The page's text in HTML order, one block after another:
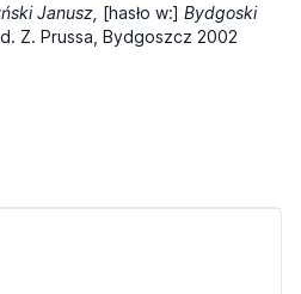
Janusz, [hasło w:] Bydgoski
Z. Prussa, Bydgoszcz 2002